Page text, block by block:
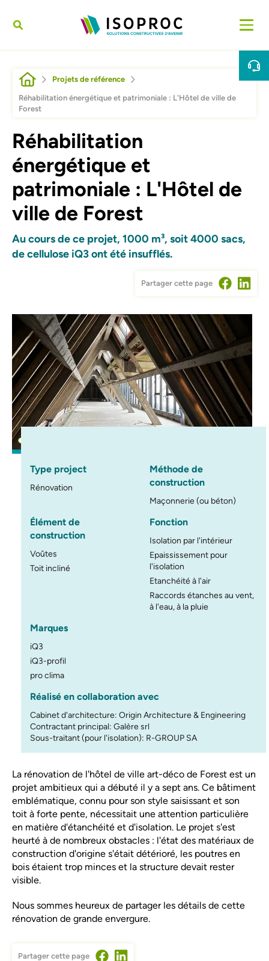
Fil d'Ariane
Projets de référence
Réhabilitation énergétique et patrimoniale : L'Hôtel de ville de
Forest
Réhabilitation
énergétique et
patrimoniale : L'Hôtel de
ville de Forest
Au cours de ce projet, 1000 m³, soit 4000 sacs,
de cellulose iQ3 ont été insufflés.
Partager cette page
Type project
Rénovation
Méthode de
construction
Maçonnerie (ou béton)
Élément de
construction
Voûtes
Toit incliné
Fonction
Isolation par l'intérieur
Epaississement pour
l'isolation
Etanchéité à l'air
Raccords étanches au vent,
à l'eau, à la pluie
Marques
iQ3
iQ3-profil
pro clima
Réalisé en collaboration avec
Cabinet d'architecture: Origin Architecture & Engineering
Contractant principal: Galère srl
Sous-traitant (pour l'isolation): R-GROUP SA
La rénovation de l'hôtel de ville art-déco de Forest est un
projet ambitieux qui a débuté il y a sept ans. Ce bâtiment
emblématique, connu pour son style saisissant et son
toit à forte pente, nécessitait une attention particulière
en matière d'étanchéité et d'isolation. Le projet s'est
heurté à de nombreux obstacles : l'état des matériaux de
construction d'origine s'était détérioré, les poutres en
bois étaient trop minces et la structure devait rester
visible.
Nous sommes heureux de partager les détails de cette
rénovation de grande envergure.
Partager cette page